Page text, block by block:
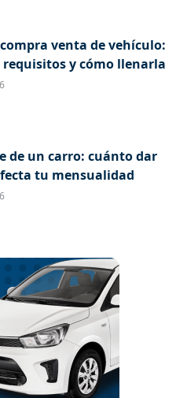
venta de vehículo:
y cómo llenarla
de un carro: cuánto dar
tu mensualidad